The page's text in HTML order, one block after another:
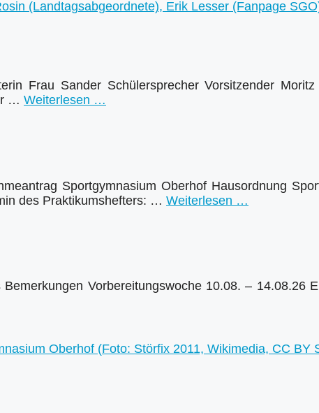
Frau Sander Schülersprecher Vorsitzender
… Weiterlesen …
Sportgymnasium Oberhof Hausordnung
des Praktikumshefters: … Weiterlesen …
Vorbereitungswoche 10.08. – 14.08.26